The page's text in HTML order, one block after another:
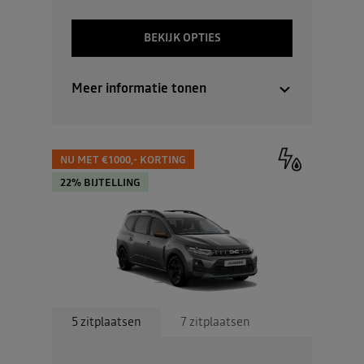
BEKIJK OPTIES
Meer informatie tonen
5 zitplaatsen 7 zitplaatsen
NU MET €1000,- KORTING
22% BIJTELLING